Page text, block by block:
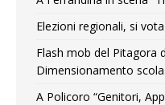
Elezioni regionali, si
Flash mob del Pitagora
Dimensionamento
A Policoro “Genitori,